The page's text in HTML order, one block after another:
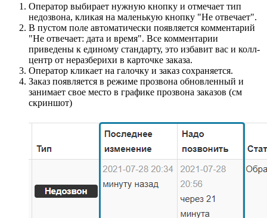
Оператор выбирает нужную кнопку и отмечает тип
недозвона, кликая на маленькую кнопку "Не отвечает".
В пустом поле автоматически появляется комментарий
"Не отвечает: дата и время". Все комментарии
приведены к единому стандарту, это избавит вас и колл-
центр от неразберихи в карточке заказа.
Оператор кликает на галочку и заказ сохраняется.
Заказ появляется в режиме прозвона обновленный и
занимает свое место в графике прозвона заказов (см
скриншот)